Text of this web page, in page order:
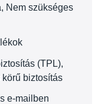
Nem szükséges
(TPL),
biztosítás
e-mailben